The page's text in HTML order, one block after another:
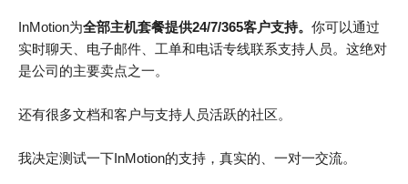
InMotion为全部主机套餐提供24/7/365客户支持。 你可以通过
实时聊天、电子邮件、工单和电话专线联系支持人员。这绝对
是公司的主要卖点之一。
还有很多文档和客户与支持人员活跃的社区。
我决定测试一下InMotion的支持，真实的、一对一交流。